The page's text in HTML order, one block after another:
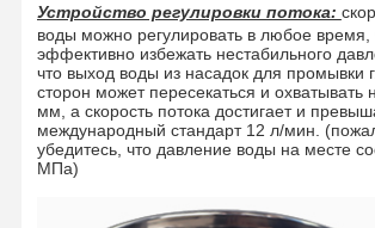
Аварийный душ и глазная вода
Очищающее средство для глаз
Стенная станция для очистки глаз
Станция очистки глаз на столе
Станция для очистки глаз на педали ног
Устройство регулировки потока:
воды можно регулировать в любое время,
эффективно избежать нестабильного
что выход воды из насадок для промывки
сторон может пересекаться и охватывать
мм, а скорость потока достигает и
международный стандарт 12 л/мин.
убедитесь, что давление воды на месте
МПа)